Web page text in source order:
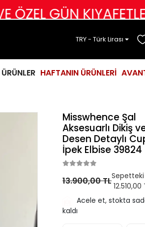
KIYAFETLERİNDE
TRY - Türk Lirası
HAFTANIN ÜRÜNLERİ
Misswhence Şal
Aksesuarlı Dikiş
Desen Detaylı
İpek Elbise 39824
13.900,00 TL 12.510,00
Acele et, stokta
kaldı